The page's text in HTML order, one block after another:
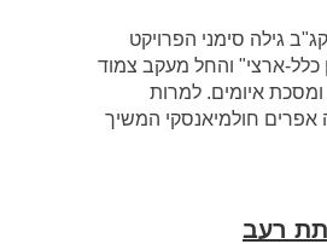
גילה סימני הפרויקט
כלל-ארצי" והחל מעקב צמוד
איומים. למרות
אפרים חולמיאנסקי המשיך
רעב